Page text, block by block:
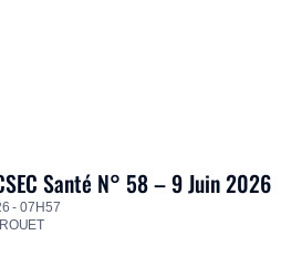
Santé N° 58 – 9 Juin 2026
- 07H57